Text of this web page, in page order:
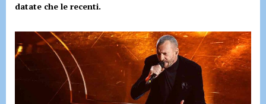
datate che le recenti.